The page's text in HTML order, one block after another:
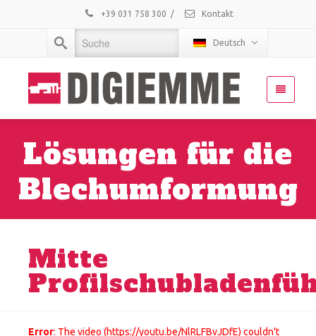
+39 031 758 300 / Kontakt
Deutsch
Lösungen für die
Blechumformung
Mitte
Error: The video (https://youtu.be/NlRLFBvJDfE) couldn't